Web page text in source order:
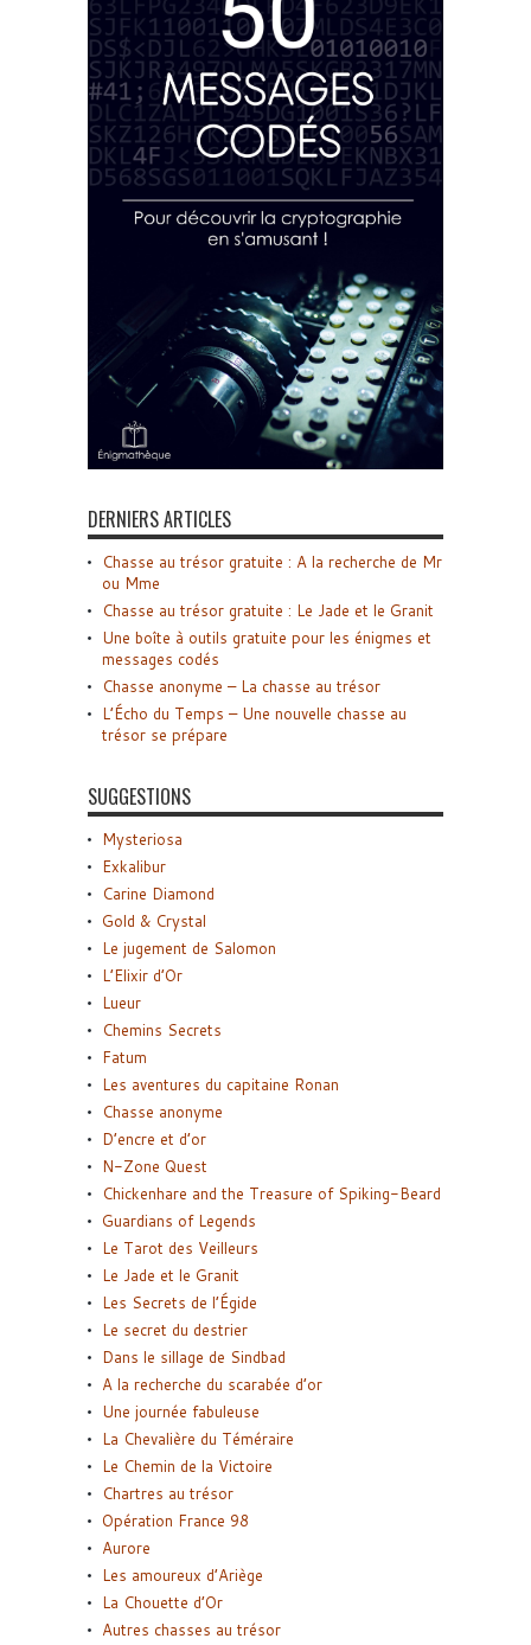
DERNIERS ARTICLES
Chasse au trésor gratuite : A la recherche de Mr
ou Mme
Chasse au trésor gratuite : Le Jade et le Granit
Une boîte à outils gratuite pour les énigmes et
messages codés
Chasse anonyme – La chasse au trésor
L’Écho du Temps – Une nouvelle chasse au
trésor se prépare
SUGGESTIONS
Mysteriosa
Exkalibur
Carine Diamond
Gold & Crystal
Le jugement de Salomon
L’Elixir d’Or
Lueur
Chemins Secrets
Fatum
Les aventures du capitaine Ronan
Chasse anonyme
D’encre et d’or
N-Zone Quest
Chickenhare and the Treasure of Spiking-Beard
Guardians of Legends
Le Tarot des Veilleurs
Le Jade et le Granit
Les Secrets de l’Égide
Le secret du destrier
Dans le sillage de Sindbad
A la recherche du scarabée d’or
Une journée fabuleuse
La Chevalière du Téméraire
Le Chemin de la Victoire
Chartres au trésor
Opération France 98
Aurore
Les amoureux d’Ariège
La Chouette d’Or
Autres chasses au trésor